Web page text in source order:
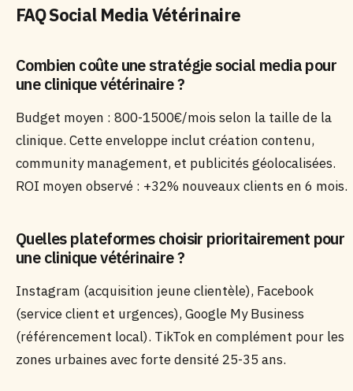
FAQ Social Media Vétérinaire
Combien coûte une stratégie social media pour
une clinique vétérinaire ?
Budget moyen : 800-1500€/mois selon la taille de la
clinique. Cette enveloppe inclut création contenu,
community management, et publicités géolocalisées.
ROI moyen observé : +32% nouveaux clients en 6 mois.
Quelles plateformes choisir prioritairement pour
une clinique vétérinaire ?
Instagram (acquisition jeune clientèle), Facebook
(service client et urgences), Google My Business
(référencement local). TikTok en complément pour les
zones urbaines avec forte densité 25-35 ans.